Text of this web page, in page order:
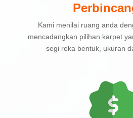
Kami menilai ruang anda
mencadangkan pilihan karpet
segi reka bentuk, ukuran